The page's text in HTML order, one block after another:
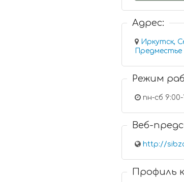
Адрес:
Иркутск,
Режим
пн-сб 9:00-
Веб-
http://
Профиль